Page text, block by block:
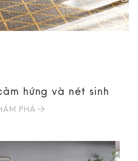
hứng và nét sinh
PHÁ